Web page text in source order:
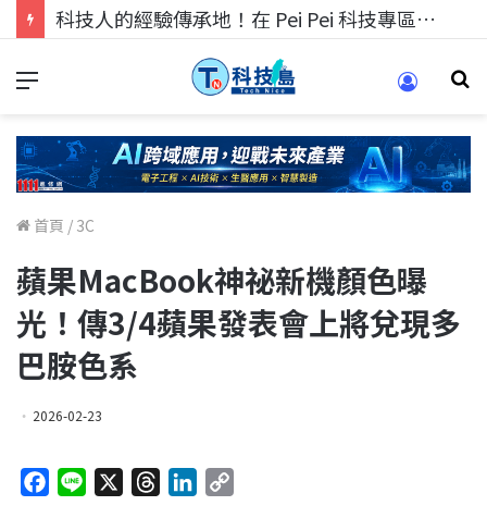
科技人的經驗傳承地！在 Pei Pei 科技專區，與學弟妹交流最硬核的技術
首頁 / 3C
蘋果MacBook神祕新機顏色曝
光！傳3/4蘋果發表會上將兌現多
巴胺色系
2026-02-23